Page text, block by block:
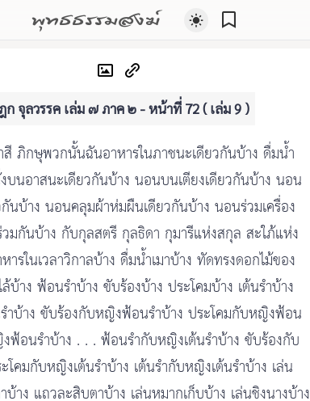
พุทธธรรมสงฆ์
จุลวรรค เล่ม ๗ ภาค ๒ - หน้าที่ 72 ( เล่ม 9 )
ภิกษุพวกนั้นฉันอาหารในภาชนะเดียวกันบ้าง ดื่มน้ำ
บนอาสนะเดียวกันบ้าง นอนบนเตียงเดียวกันบ้าง นอน
กันบ้าง นอนคลุมผ้าห่มผืนเดียวกันบ้าง นอนร่วมเครื่อง
มกันบ้าง กับกุลสตรี กุลธิดา กุมารีแห่งสกุล สะใภ้แห่ง
รในเวลาวิกาลบ้าง ดื่มน้ำเมาบ้าง ทัดทรงดอกไม้ของ
บ้าง ฟ้อนรำบ้าง ขับร้องบ้าง ประโคมบ้าง เต้นรำบ้าง
บ้าง ขับร้องกับหญิงฟ้อนรำบ้าง ประโคมกับหญิงฟ้อน
ฟ้อนรำบ้าง . . . ฟ้อนรำกับหญิงเต้นรำบ้าง ขับร้องกับ
โคมกับหญิงเต้นรำบ้าง เต้นรำกับหญิงเต้นรำบ้าง เล่น
าง แถวละสิบตาบ้าง เล่นหมากเก็บบ้าง เล่นชิงนางบ้าง